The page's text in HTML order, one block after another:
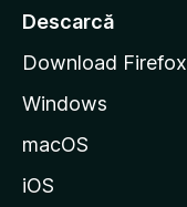
r
M
o
l
Descarcă
Download Firefox
Windows
macOS
iOS